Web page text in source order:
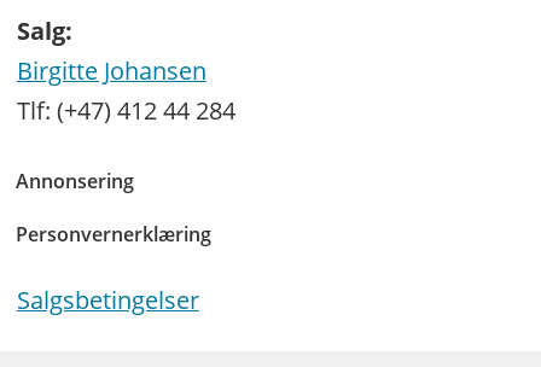
Salg:
Birgitte Johansen
Tlf: (+47) 412 44 284
Annonsering
Personvernerklæring
Salgsbetingelser